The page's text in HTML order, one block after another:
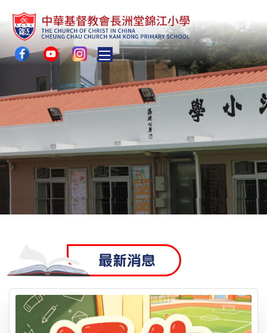
Toggle main menu visibility
最新消息